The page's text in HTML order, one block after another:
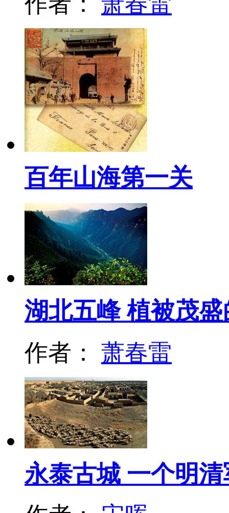
百年山海第一关
湖北五峰 植被茂
作者： 萧春雷
永泰古城 一个明